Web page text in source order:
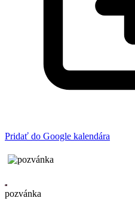
Pridať do Google kalendára
pozvánka